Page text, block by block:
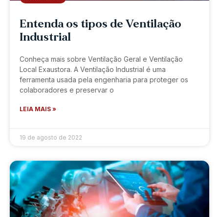
Entenda os tipos de Ventilação
Industrial
Conheça mais sobre Ventilação Geral e Ventilação
Local Exaustora. A Ventilação Industrial é uma
ferramenta usada pela engenharia para proteger os
colaboradores e preservar o
LEIA MAIS »
19 de agosto de 2022